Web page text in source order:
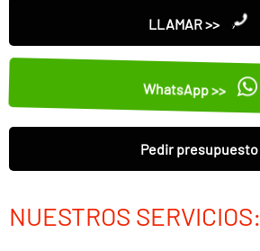
LLAMAR >>
WhatsApp >>
Pedir presupuesto
NUESTROS SERVICIOS: